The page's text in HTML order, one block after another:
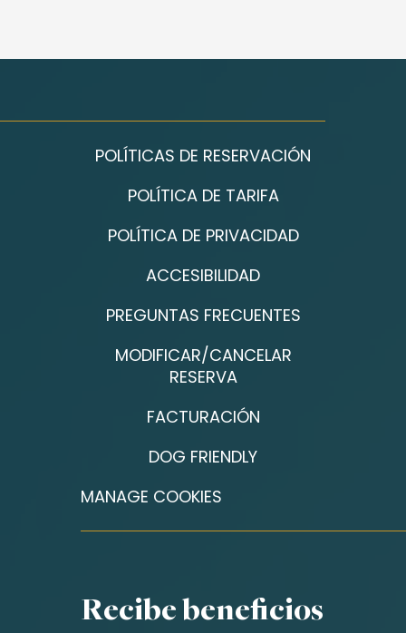
POLÍTICAS DE RESERVACIÓN
POLÍTICA DE TARIFA
POLÍTICA DE PRIVACIDAD
ACCESIBILIDAD
PREGUNTAS FRECUENTES
MODIFICAR/CANCELAR
RESERVA
FACTURACIÓN
DOG FRIENDLY
MANAGE COOKIES
Recibe beneficios